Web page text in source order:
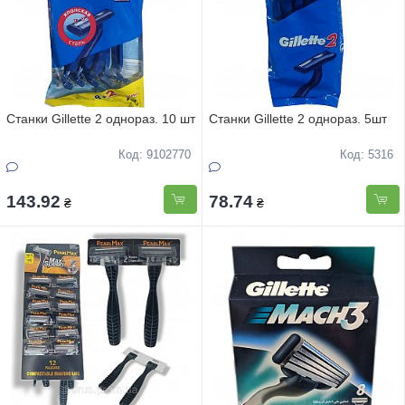
Станки Gillette 2 однораз. 10 шт
Код: 9102770
143.92 ₴
Станки Gillette 2 однораз. 5шт
Код: 5316
78.74 ₴